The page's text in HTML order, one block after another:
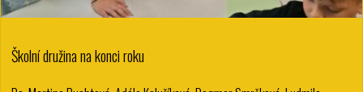
Školní družina na konci roku